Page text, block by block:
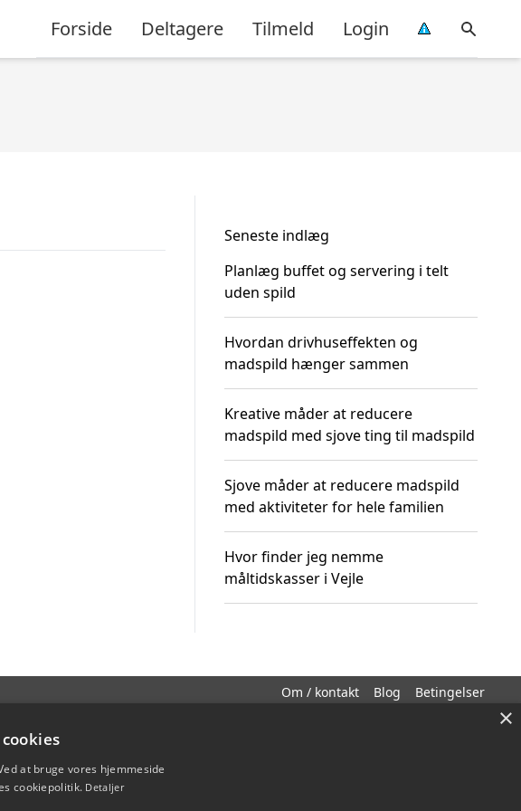
Forside Deltagere Tilmeld Login
Seneste indlæg
Planlæg buffet og servering i telt
uden spild
Hvordan drivhuseffekten og
madspild hænger sammen
Kreative måder at reducere
madspild med sjove ting til madspild
Sjove måder at reducere madspild
med aktiviteter for hele familien
Hvor finder jeg nemme
måltidskasser i Vejle
Om / kontakt Blog Betingelser
×
at bruge vores hjemmeside
cookiepolitik. Detaljer